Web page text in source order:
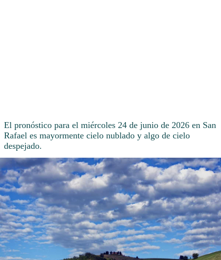
El pronóstico para el miércoles 24 de junio de 2026 en San
Rafael es mayormente cielo nublado y algo de cielo
despejado.